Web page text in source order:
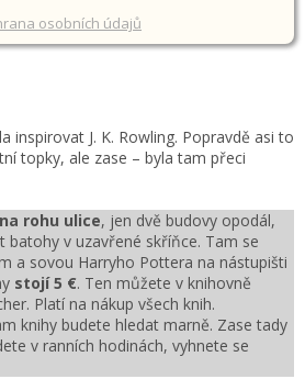
osobních údajů
inspirovat J. K. Rowling. Popravdě asi to
topky, ale zase – byla tam přeci
rohu ulice, jen dvě budovy opodál,
batohy v uzavřené skříňce. Tam se
a sovou Harryho Pottera na nástupišti
stojí 5 €. Ten můžete v knihovně
Platí na nákup všech knih.
knihy budete hledat marně. Zase tady
v ranních hodinách, vyhnete se